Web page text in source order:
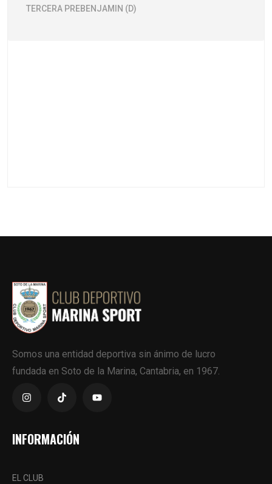
TERCERA PREBENJAMIN (D)
Somos una entidad deportiva sin ánimo de lucro
fundada en Soto de la Marina, Cantabria, en 1967.
INFORMACIÓN
EL CLUB